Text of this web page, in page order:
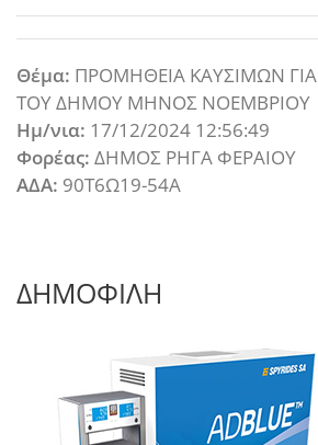
Θέμα: ΠΡΟΜΗΘΕΙΑ ΚΑΥΣΙΜΩΝ
ΤΟΥ ΔΗΜΟΥ ΜΗΝΟΣ ΝΟΕΜΒΡΙΟΥ
Ημ/νια: 17/12/2024 12:56:49
Φορέας: ΔΗΜΟΣ ΡΗΓΑ ΦΕΡΑΙΟΥ
ΑΔΑ: 90Τ6Ω19-54Α
ΔΗΜΟΦΙΛΗ